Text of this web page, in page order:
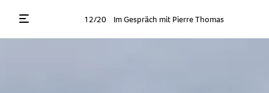
Menü öffnen
12/20 Im Gespräch mit Pierre Thomas